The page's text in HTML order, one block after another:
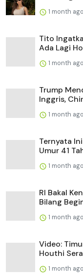
1 month ago
Tito
Ada Lagi
1 month ago
Trump
Inggris,
1 month ago
Ternyata
Umur 41
1 month ago
RI Bakal
Bilang
1 month ago
Video:
Houthi
1 month ago